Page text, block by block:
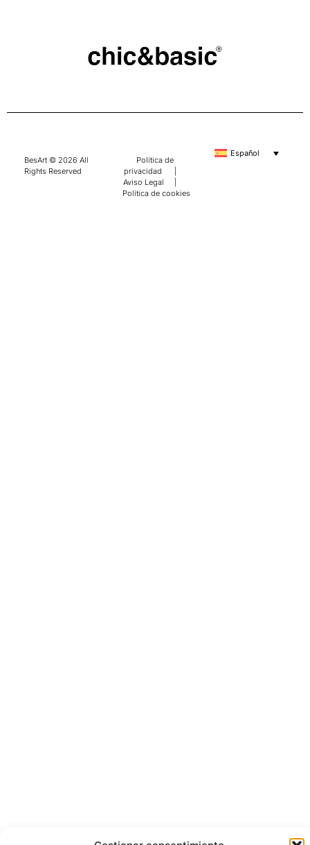
BesArt © 2026 All
Rights Reserved
Política de
privacidad
Aviso Legal
Política de cookies
Español